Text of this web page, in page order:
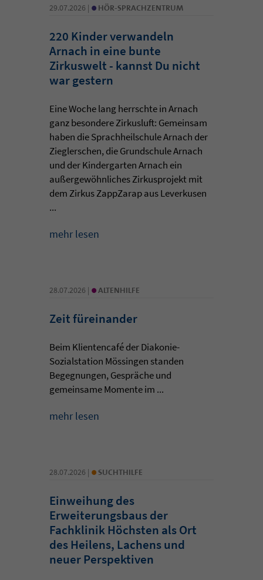
29.07.2026 | • HÖR-SPRACHZENTRUM
220 Kinder verwandeln
Arnach in eine bunte
Zirkuswelt - kannst Du nicht
war gestern
Eine Woche lang herrschte in Arnach
ganz besondere Zirkusluft: Gemeinsam
haben die Sprachheilschule Arnach der
Zieglerschen, die Grundschule Arnach
und der Kindergarten Arnach ein
außergewöhnliches Zirkusprojekt mit
dem Zirkus ZappZarap aus Leverkusen
...
mehr lesen
28.07.2026 | • ALTENHILFE
Zeit füreinander
Beim Klientencafé der Diakonie-
Sozialstation Mössingen standen
Begegnungen, Gespräche und
gemeinsame Momente im ...
mehr lesen
28.07.2026 | • SUCHTHILFE
Einweihung des
Erweiterungsbaus der
Fachklinik Höchsten als Ort
des Heilens, Lachens und
neuer Perspektiven